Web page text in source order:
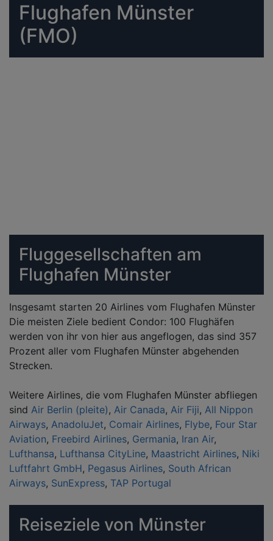
Flughafen Münster
(FMO)
Fluggesellschaften am
Flughafen Münster
Insgesamt starten 20 Airlines vom Flughafen Münster
Die meisten Ziele bedient Condor: 100 Flughäfen
werden von ihr von hier aus angeflogen, das sind 357
Prozent aller vom Flughafen Münster abgehenden
Strecken.
Weitere Airlines, die vom Flughafen Münster abfliegen
sind Air Berlin (pleite), Air Canada, Air Fiji, All Nippon
Airways, AnadoluJet, Comair Airlines, Flybe, Four Star
Aviation, Freebird Airlines, Germania, Iran Air,
Lufthansa, Lufthansa CityLine, Maastricht Airlines, Niki
Luftfahrt GmbH, Pegasus Airlines, South African
Airways, SunExpress, TAP Portugal
Reiseziele von Münster